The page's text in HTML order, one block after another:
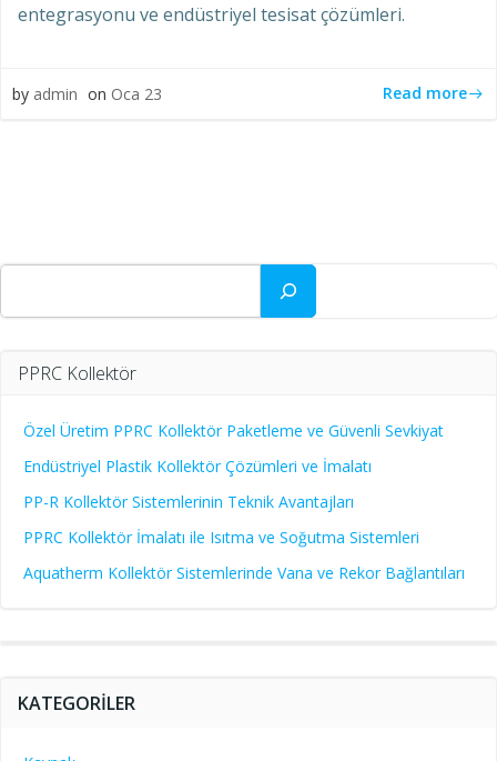
entegrasyonu ve endüstriyel tesisat çözümleri.
by admin on Oca 23 Read more
Ara
PPRC Kollektör
Özel Üretim PPRC Kollektör Paketleme ve Güvenli Sevkiyat
Endüstriyel Plastik Kollektör Çözümleri ve İmalatı
PP-R Kollektör Sistemlerinin Teknik Avantajları
PPRC Kollektör İmalatı ile Isıtma ve Soğutma Sistemleri
Aquatherm Kollektör Sistemlerinde Vana ve Rekor Bağlantıları
KATEGORILER